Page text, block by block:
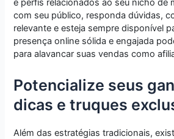
e perfis relacionados ao seu nicho de
com seu público, responda dúvidas,
relevante e esteja sempre disponível
presença online sólida e engajada
para alavancar suas vendas como
Potencialize seus
dicas e truques
Além das estratégias tradicionais,